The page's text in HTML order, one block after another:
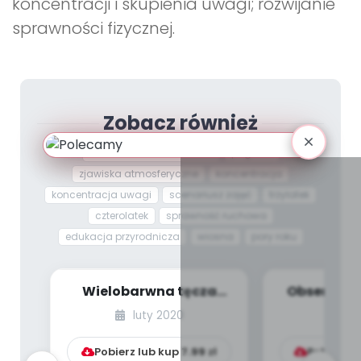
sprawności fizycznej.
Zobacz również
W MARCU JAK W GARNCU
zjawiska atmosferyczne
koncentracja uwagi
scenariusz zajęć
czterolatek
sprawność ruchowa
edukacja przyrodnicza
Wielobarwna tęcza
[PBP - dzieci młodsze -
numer 3]
luty 2020
Pobierz lub kup 7.99zł Pobierz